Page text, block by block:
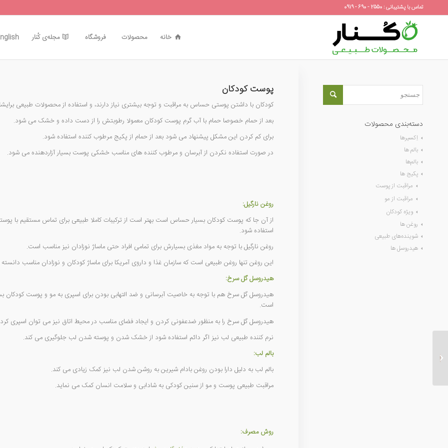
تماس با پشتیبانی : 2550 - 690 - 0919
خانه محصولات فروشگاه مجله‌ی کُنار
پوست کودکان
کودکان با داشتن پوستی حساس به مراقبت و توجه بیشتری نیاز دارند، و استفاده از محصولات طبیعی
بعد از حمام خصوصا حمام با آب گرم پوست کودکان معمولا رطوبتش را از دست داده و خشک می شود.
برای کم کردن این مشکل پیشنهاد می شود بعد از حمام از پکیج مرطوب کننده استفاده شود.
در صورت استفاده نکردن از آبرسان و مرطوب کننده های مناسب خشکی پوست بسیار آزاردهنده می شود.
روغن نارگیل:
از آن جا که پوست کودکان بسیار حساس است بهتر است از ترکیبات کاملا طبیعی برای تماس مستقیم با
استفاده شود.
روغن نارگیل با توجه به مواد مغذی بسیارش برای تمامی افراد حتی ماساژ نوزادان نیز مناسب است.
این روغن تنها روغن طبیعی است که سازمان غذا و داروی آمریکا برای ماساژ کودکان و نوزادان مناسب
هیدروسل گل سرخ:
هیدروسل گل سرخ هم با توجه به خاصیت آبرسانی و ضد التهابی بودن برای اسپری به مو و پوست کودکان
است.
هیدروسل گل سرخ را به منظور ضدعفونی کردن و ایجاد فضای مناسب در محیط اتاق نیز می توان اسپری
نرم کننده طبیعی لب نیز اگر دائم استفاده شود از خشک شدن و پوسته شدن لب جلوگیری می کند.
بالم لب:
بالم لب به دلیل دارا بودن روغن بادام شیرین به روشن شدن لب نیز کمک زیادی می کند.
مراقبت طبیعی پوست و مو از سنین کودکی به شادابی و سلامت انسان کمک می نماید.
روش مصرف:
دسته‌بندی محصولات
اِکسیرها
بالم ها
بالم‌ها
پکیج ها
مراقبت از پوست
مراقبت از مو
ویژه کودکان
روغن ها
شوینده‌های طبیعی
هیدروسل ها